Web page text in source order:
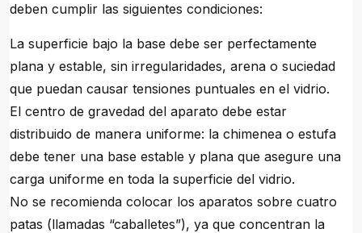
deben cumplir las siguientes condiciones:
La superficie bajo la base debe ser perfectamente
plana y estable, sin irregularidades, arena o suciedad
que puedan causar tensiones puntuales en el vidrio.
El centro de gravedad del aparato debe estar
distribuido de manera uniforme: la chimenea o estufa
debe tener una base estable y plana que asegure una
carga uniforme en toda la superficie del vidrio.
No se recomienda colocar los aparatos sobre cuatro
patas (llamadas “caballetes”), ya que concentran la